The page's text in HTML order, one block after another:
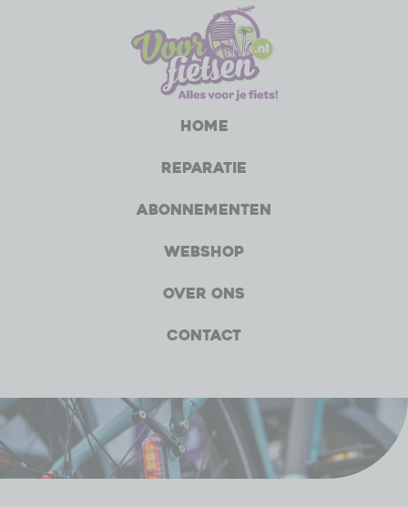
Home
Reparatie
Abonnementen
Webshop
Over ons
Contact